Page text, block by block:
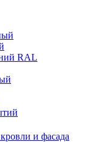
RAL
и фасада